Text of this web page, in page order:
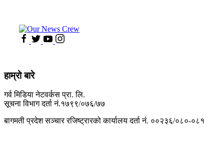
हाम्रो बारे
गर्व मिडिया नेटवर्कस प्रा. लि.
सूचना विभाग दर्ता नं.१७९९/०७६/७७
बागमती प्रदेश सञ्चार रजिष्ट्रारको कार्यालय दर्ता नंं. ००२३६/०८०-०८१